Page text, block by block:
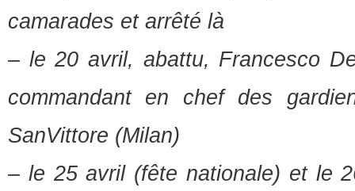
camarades et arrêté là
– le 20 avril, abattu, Francesco
commandant en chef des
SanVittore (Milan)
– le 25 avril (fête nationale) et le